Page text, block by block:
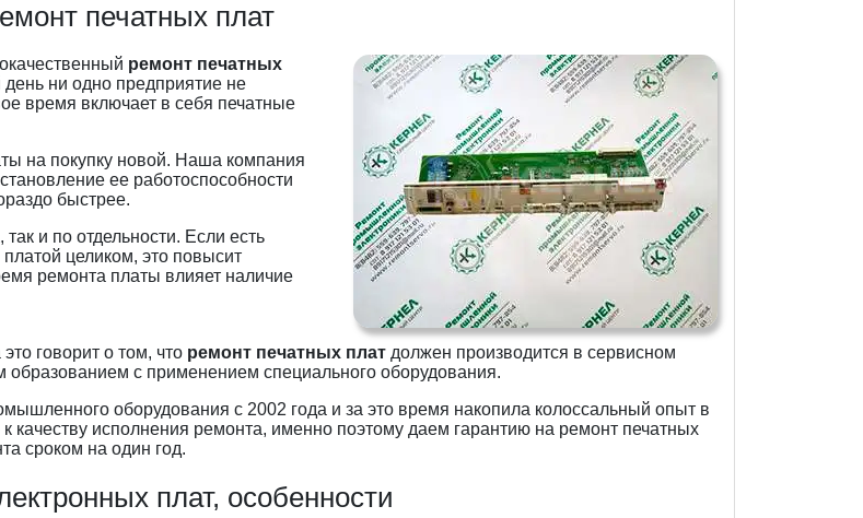
печатных плат
ремонт печатных
ни одно предприятие не
время включает в себя печатные
на покупку новой. Наша компания
ее работоспособности
быстрее.
и по отдельности. Если есть
целиком, это повысит
ремонта платы влияет наличие
говорит о том, что ремонт печатных плат должен производится в сервисном
с применением специального оборудования.
оборудования с 2002 года и за это время накопила колоссальный опыт в
исполнения ремонта, именно поэтому даем гарантию на ремонт печатных
сроком на один год.
плат, особенности